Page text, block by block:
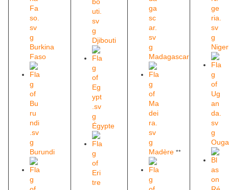
Burkina
Faso
Burundi
Djibouti
Égypte
Madagascar
Madère **